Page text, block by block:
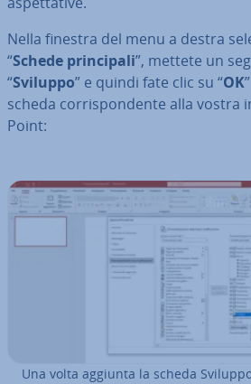
Nella finestra del menu a destra
“Schede prin­ci­pa­li”, mettete un
“Sviluppo” e quindi fate clic su “OK
scheda cor­ri­spon­den­te alla vostra
Point:
Una volta aggiunta la scheda